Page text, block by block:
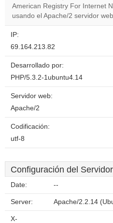
American Registry For Internet
usando el Apache/2 servidor
IP:
69.164.213.82
Desarrollado por:
PHP/5.3.2-1ubuntu4.14
Servidor web:
Apache/2
Codificación:
utf-8
Configuración del Servidor
Date: --
Server: Apache/2.2.14
X-